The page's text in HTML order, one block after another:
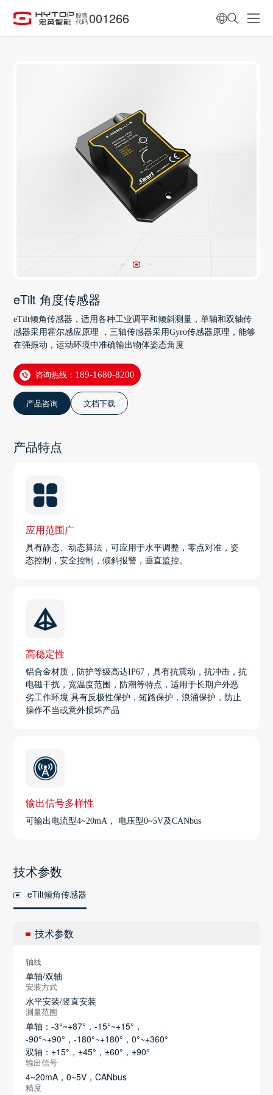
股票
代码 001266
eTilt 角度传感器
eTilt倾角传感器，适用各种工业调平和倾斜测量，单轴和双轴传
感器采用霍尔感应原理 ，三轴传感器采用Gyro传感器原理，能够
在强振动，运动环境中准确输出物体姿态角度
咨询热线： 189-1680-8200
产品咨询 文档下载
产品特点
应用范围广
具有静态、动态算法，可应用于水平调整，零点对准，姿
态控制，安全控制，倾斜报警，垂直监控。
高稳定性
铝合金材质，防护等级高达IP67，具有抗震动，抗冲击，抗
电磁干扰，宽温度范围，防潮等特点，适用于长期户外恶
劣工作环境 具有反极性保护，短路保护，浪涌保护，防止
操作不当或意外损坏产品
输出信号多样性
可输出电流型4~20mA， 电压型0~5V及CANbus
技术参数
eTilt倾角传感器
技术参数
轴线
单轴/双轴
安装方式
水平安装/竖直安装
测量范围
单轴：-3°~+87°，-15°~+15°，
-90°~+90°，-180°~+180°，0°~+360°
双轴：±15°，±45°，±60°，±90°
输出信号
4~20mA，0~5V，CANbus
精度